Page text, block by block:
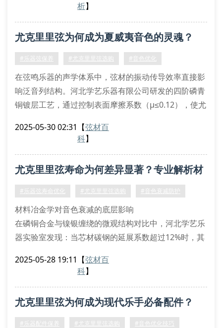
鸣箱结构，能有效降低琴颈反曲概率。值得注意的是，
高密度磷青铜绕丝的弦径公差应
析】
尤克里里弦为何成为夏威夷音色的灵魂？
#乐器弦保养 #尤克里里弦选购 #音色优化
在弦鸣乐器的声学体系中，弦材的振动传导效率直接影
响泛音列结构。河北学艺乐器有限公司研发的四阶磷青
铜镀层工艺，通过控制表面摩擦系数（μ≤0.12），使尤
冷拉丝成型技术的g弦在440hz基频下，可产生±3.5db
当线径公差控制在±0.02mm时，弦体刚度模量（ei值）
将稳定在2.8×10⁻³n·m²
2025-05-30 02:31 【弦材百
科】
尤克里里弦寿命为何差异显著？专业解析材
质工艺关联性
#乐器弦寿命优化 #尤克里里弦选购 #音色衰减防护
材料冶金学对音色衰减的底层影响
在磷铜合金与镍银缠绕的微观结构对比中，河北学艺乐
器实验室发现：当芯材碳钢的延展系数超过12%时，其
系列产品，通过控制晶界杂质浓度在0.3ppm以下，使
纳米氟碳镀层与常规镀镍工艺的对比测试表明，前者可
将摩擦阻尼系数降低至0.08μ，使高频共振峰偏
2025-05-28 19:11 【弦材百
科】
尤克里里弦为何成为现代乐手必备配件？
#乐器配件保养 #尤克里里弦选购 #音色优化技巧